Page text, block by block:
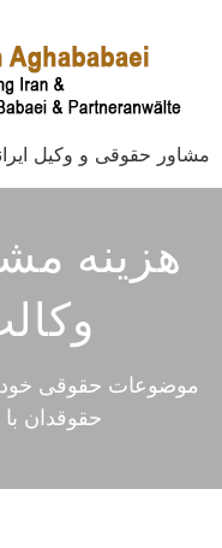
مشاور حقوقی و وکیل
هزینه
موضوعات حقوقی خود
حقوقدان با